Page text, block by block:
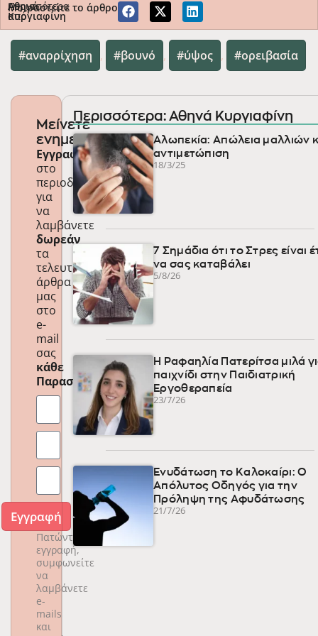
Περισσότερα
από
Αθηνά
Κυργιαφίνη
Μοιραστείτε το άρθρο
αναρρίχηση , βουνό , ύψος , ορειβασία
Μείνετε
ενημερωμένοι
Εγγραφείτε
στο
περιοδικό
για
να
λαμβάνετε
δωρεάν
τα
τελευταία
άρθρα
μας
στο
e-
mail
σας
κάθε
Παρασκευή!
Εγγραφή
Πατώντας
εγγραφή,
συμφωνείτε
να
λαμβάνετε
e-
mails
και
Περισσότερα: Αθηνά Κυργιαφίνη
Αλωπεκία: Απώλεια μαλλιών
αντιμετώπιση
18/3/25
7 Σημάδια ότι το Στρες είναι
να σας καταβάλει
5/8/26
Η Ραφαηλία Πατερίτσα μιλά
παιχνίδι στην Παιδιατρική
Εργοθεραπεία
23/7/26
Ενυδάτωση το Καλοκαίρι: Ο
Απόλυτος Οδηγός για την
Πρόληψη της Αφυδάτωσης
21/7/26